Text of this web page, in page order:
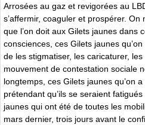
Arrosées au gaz et revigorées au
s’affermir, coaguler et prospérer. On
que l’on doit aux Gilets jaunes dans
consciences, ces Gilets jaunes
de les stigmatiser, les caricaturer,
mouvement de contestation sociale
longtemps, ces Gilets jaunes qu’on
prétendant qu’ils se seraient
jaunes qui ont été de toutes les
mars dernier, trois jours avant le